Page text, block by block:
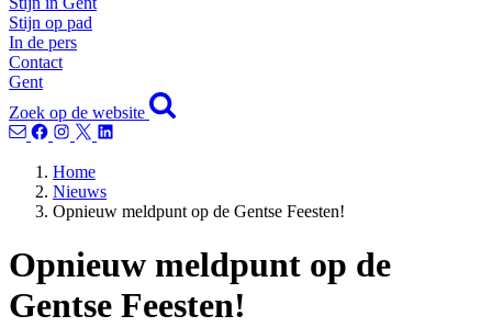
Stijn op pad
In de pers
Contact
Gent
Zoek op de website
Home
Nieuws
Opnieuw meldpunt op de Gentse Feesten!
Opnieuw meldpunt op de
Gentse Feesten!